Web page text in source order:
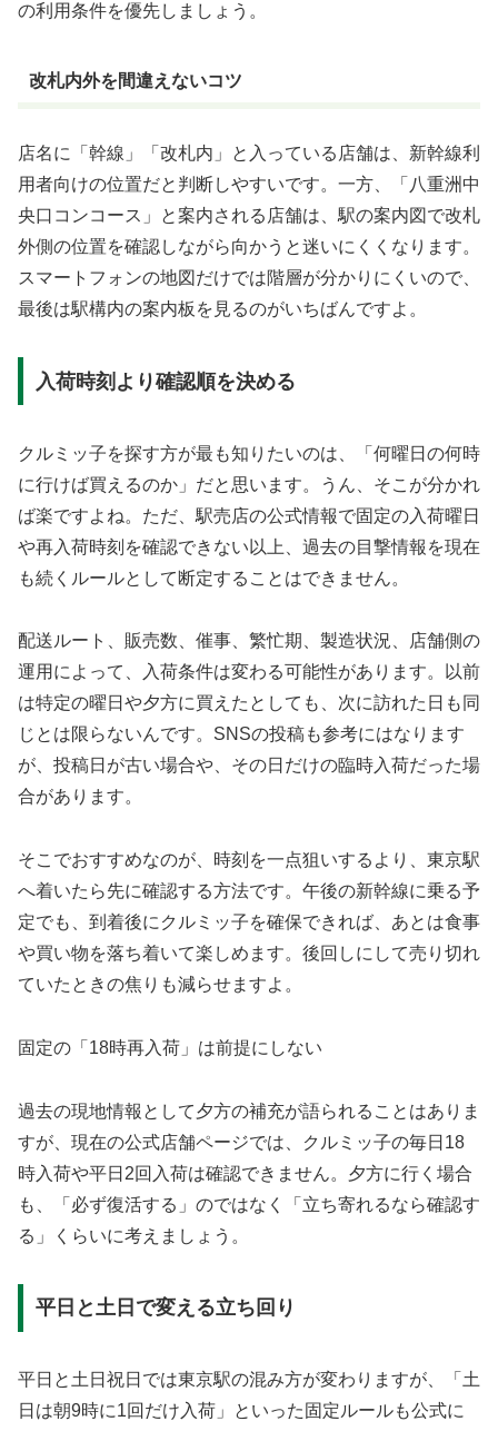
の利用条件を優先しましょう。
改札内外を間違えないコツ
店名に「幹線」「改札内」と入っている店舗は、新幹線利
用者向けの位置だと判断しやすいです。一方、「八重洲中
央口コンコース」と案内される店舗は、駅の案内図で改札
外側の位置を確認しながら向かうと迷いにくくなります。
スマートフォンの地図だけでは階層が分かりにくいので、
最後は駅構内の案内板を見るのがいちばんですよ。
入荷時刻より確認順を決める
クルミッ子を探す方が最も知りたいのは、「何曜日の何時
に行けば買えるのか」だと思います。うん、そこが分かれ
ば楽ですよね。ただ、駅売店の公式情報で固定の入荷曜日
や再入荷時刻を確認できない以上、過去の目撃情報を現在
も続くルールとして断定することはできません。
配送ルート、販売数、催事、繁忙期、製造状況、店舗側の
運用によって、入荷条件は変わる可能性があります。以前
は特定の曜日や夕方に買えたとしても、次に訪れた日も同
じとは限らないんです。SNSの投稿も参考にはなります
が、投稿日が古い場合や、その日だけの臨時入荷だった場
合があります。
そこでおすすめなのが、時刻を一点狙いするより、東京駅
へ着いたら先に確認する方法です。午後の新幹線に乗る予
定でも、到着後にクルミッ子を確保できれば、あとは食事
や買い物を落ち着いて楽しめます。後回しにして売り切れ
ていたときの焦りも減らせますよ。
固定の「18時再入荷」は前提にしない
過去の現地情報として夕方の補充が語られることはありま
すが、現在の公式店舗ページでは、クルミッ子の毎日18
時入荷や平日2回入荷は確認できません。夕方に行く場合
も、「必ず復活する」のではなく「立ち寄れるなら確認す
る」くらいに考えましょう。
平日と土日で変える立ち回り
平日と土日祝日では東京駅の混み方が変わりますが、「土
日は朝9時に1回だけ入荷」といった固定ルールも公式に